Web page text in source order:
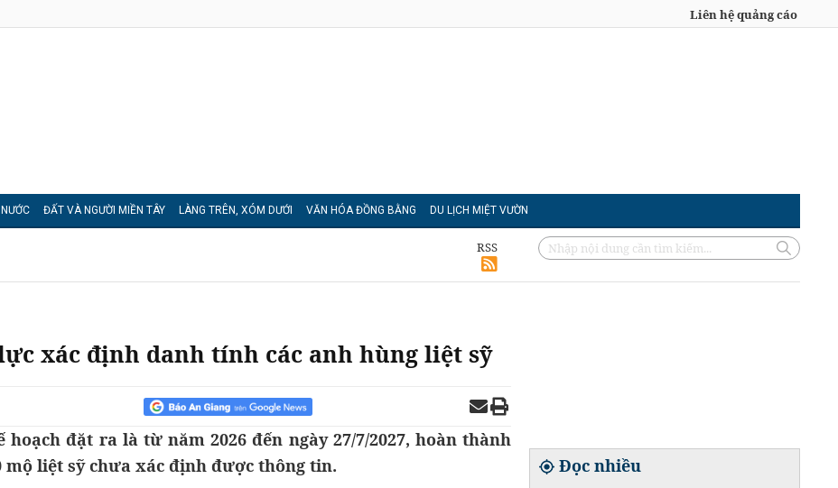
Liên hệ quảng cáo
ĐẤT VÀ NGƯỜI MIỀN TÂY LÀNG TRÊN, XÓM DƯỚI VĂN HÓA ĐỒNG BẰNG DU LỊCH MIỆT VƯỜN
RSS
xác định danh tính các anh hùng liệt sỹ
đặt ra là từ năm 2026 đến ngày 27/7/2027, hoàn thành
mộ liệt sỹ chưa xác định được thông tin.
Đọc nhiều